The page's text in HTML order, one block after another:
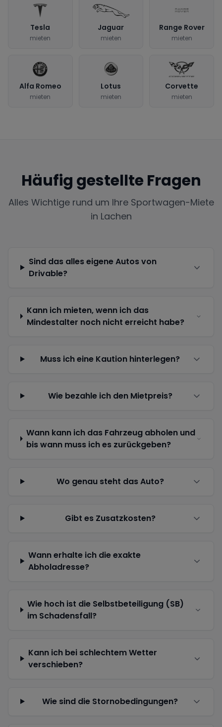
Tesla
mieten
Jaguar
mieten
Range Rover
mieten
Alfa Romeo
mieten
Lotus
mieten
Corvette
mieten
Häufig gestellte Fragen
Alles Wichtige rund um Ihre Sportwagen-Miete
in Lachen
Sind das alles eigene Autos von
Drivable?
Kann ich mieten, wenn ich das
Mindestalter noch nicht erreicht habe?
Muss ich eine Kaution hinterlegen?
Wie bezahle ich den Mietpreis?
Wann kann ich das Fahrzeug abholen und
bis wann muss ich es zurückgeben?
Wo genau steht das Auto?
Gibt es Zusatzkosten?
Wann erhalte ich die exakte
Abholadresse?
Wie hoch ist die Selbstbeteiligung (SB)
im Schadensfall?
Kann ich bei schlechtem Wetter
verschieben?
Wie sind die Stornobedingungen?